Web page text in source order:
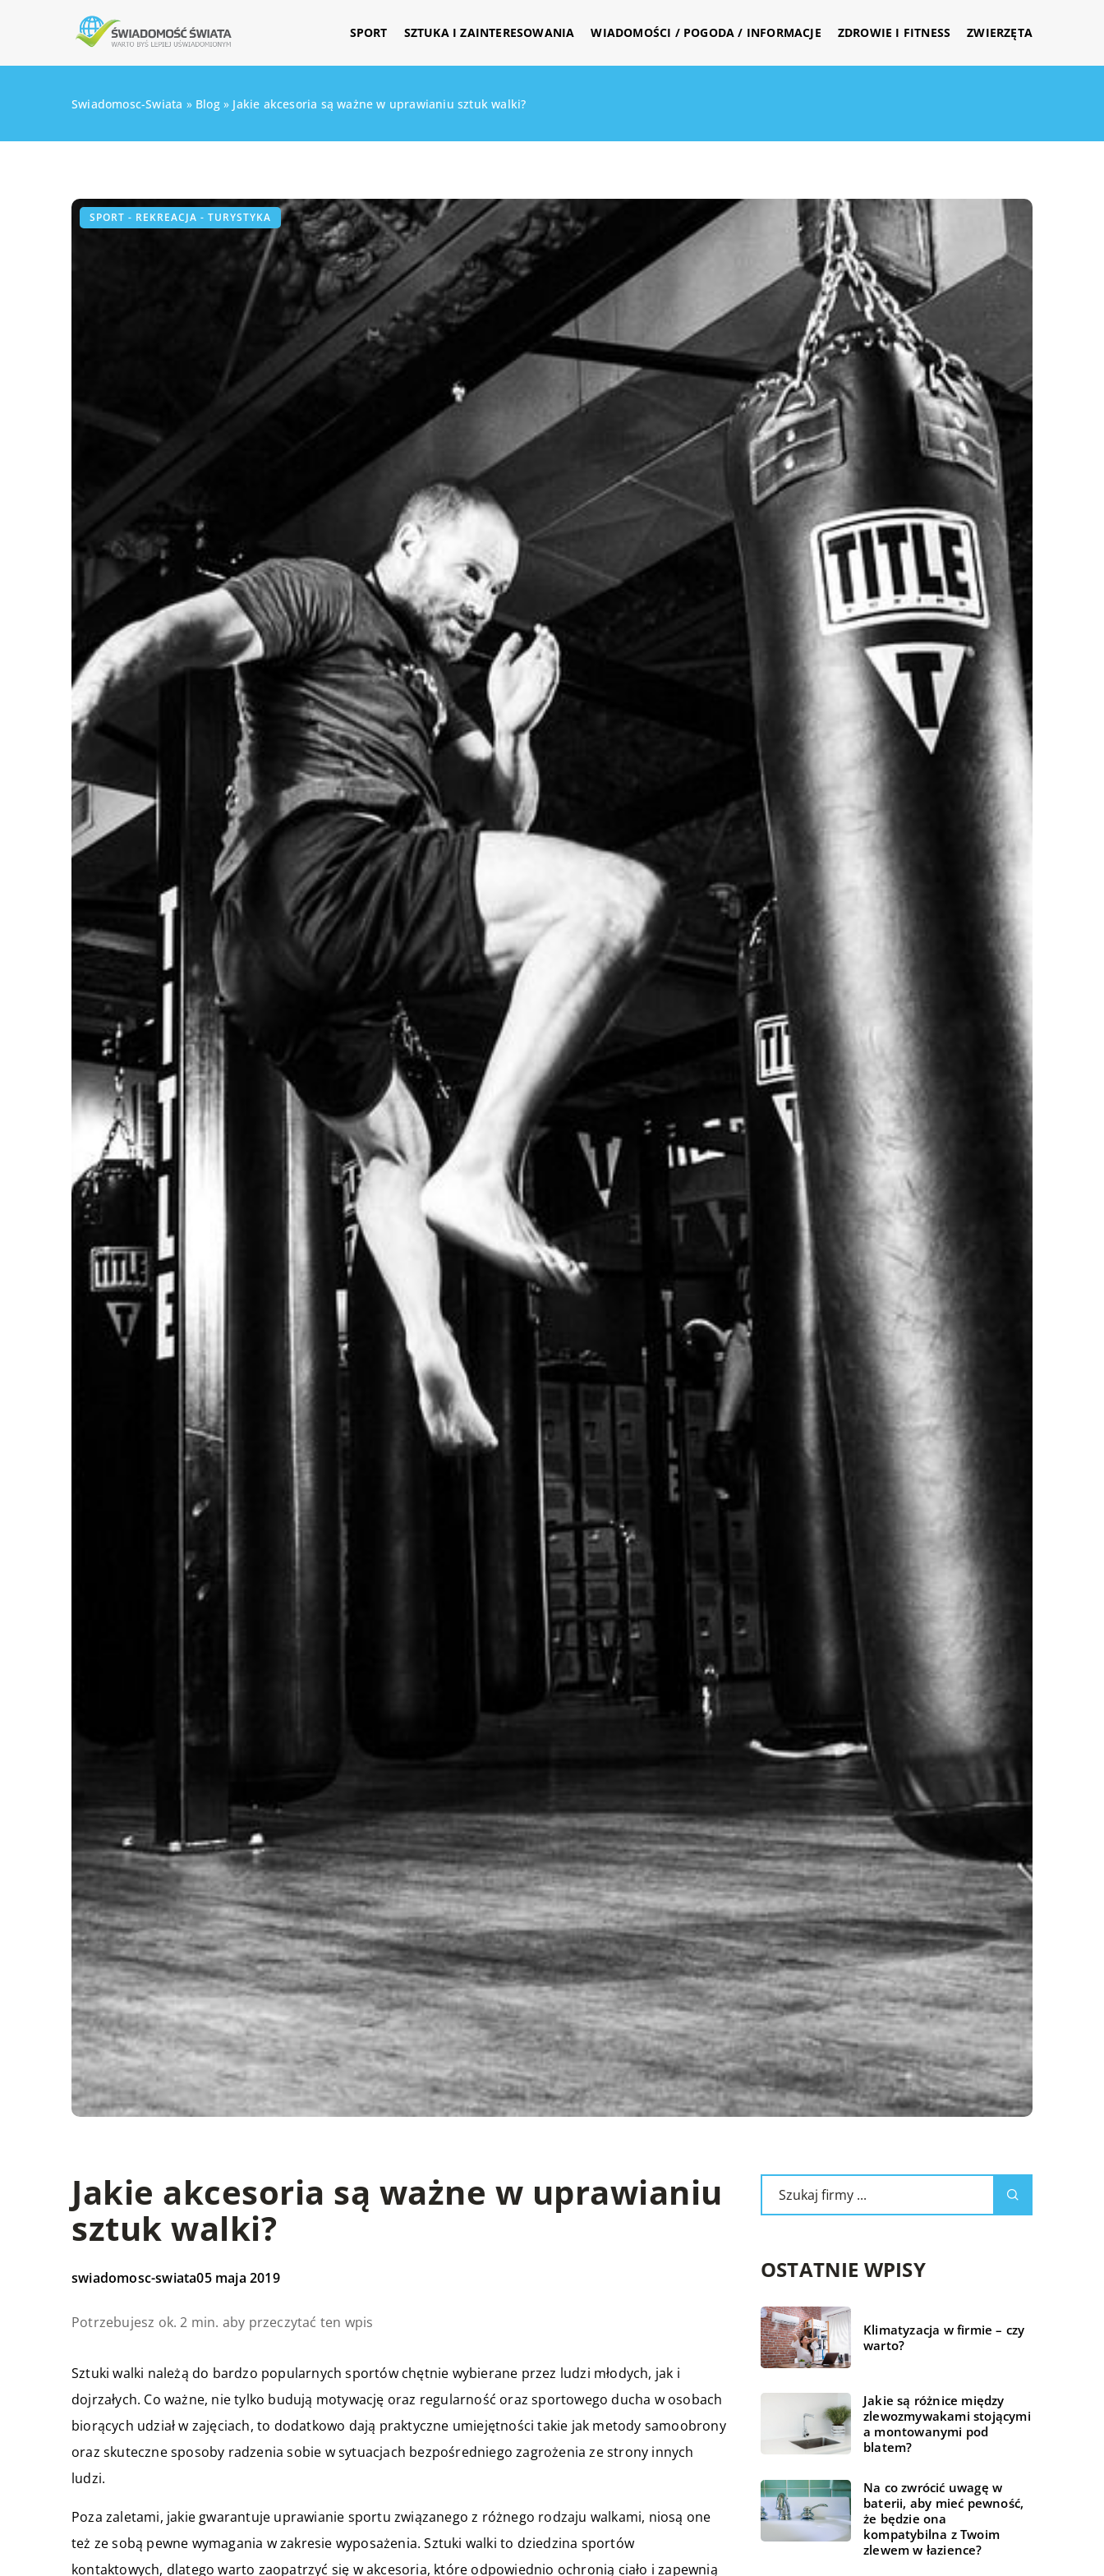
SPORT SZTUKA I ZAINTERESOWANIA WIADOMOŚCI / POGODA / INFORMACJE ZDROWIE I FITNESS ZWIERZĘTA
Swiadomosc-Swiata » Blog» Jakie akcesoria są ważne w uprawianiu sztuk walki?
SPORT - REKREACJA - TURYSTYKA
Jakie akcesoria są ważne w uprawianiu
sztuk walki?
swiadomosc-swiata05 maja 2019
Potrzebujesz ok. 2 min. aby przeczytać ten wpis
Sztuki walki należą do bardzo popularnych sportów chętnie wybierane przez ludzi młodych, jak i
dojrzałych. Co ważne, nie tylko budują motywację oraz regularność oraz sportowego ducha w osobach
biorących udział w zajęciach, to dodatkowo dają praktyczne umiejętności takie jak metody samoobrony
oraz skuteczne sposoby radzenia sobie w sytuacjach bezpośredniego zagrożenia ze strony innych
ludzi.
Poza zaletami, jakie gwarantuje uprawianie sportu związanego z różnego rodzaju walkami, niosą one
też ze sobą pewne wymagania w zakresie wyposażenia. Sztuki walki to dziedzina sportów
kontaktowych, dlatego warto zaopatrzyć się w akcesoria, które odpowiednio ochronią ciało i zapewnią
OSTATNIE WPISY
Klimatyzacja w firmie – czy
warto?
Jakie są różnice między
zlewozmywakami stojącymi
a montowanymi pod
blatem?
Na co zwrócić uwagę w
baterii, aby mieć pewność,
że będzie ona
kompatybilna z Twoim
zlewem w łazience?